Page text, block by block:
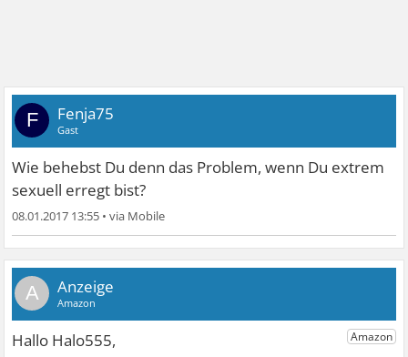
F Fenja75
Gast
Wie behebst Du denn das Problem, wenn Du extrem
sexuell erregt bist?
08.01.2017 13:55 •
A